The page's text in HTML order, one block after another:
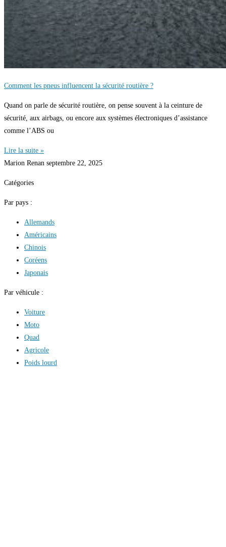
Comment les pneus influencent la sécurité routière ?
Quand on parle de sécurité routière, on pense souvent à la ceinture de
sécurité, aux airbags, ou encore aux systèmes électroniques d’assistance
comme l’ABS ou
Lire la suite »
Marion Renan septembre 22, 2025
Catégories
Par pays :
Allemands
Américains
Chinois
Coréens
Japonais
Par véhicule :
Voiture
Moto
Quad
Agricole
Poids lourd